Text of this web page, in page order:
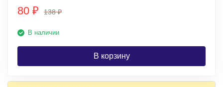
80 ₽ 138₽
В наличии
В корзину